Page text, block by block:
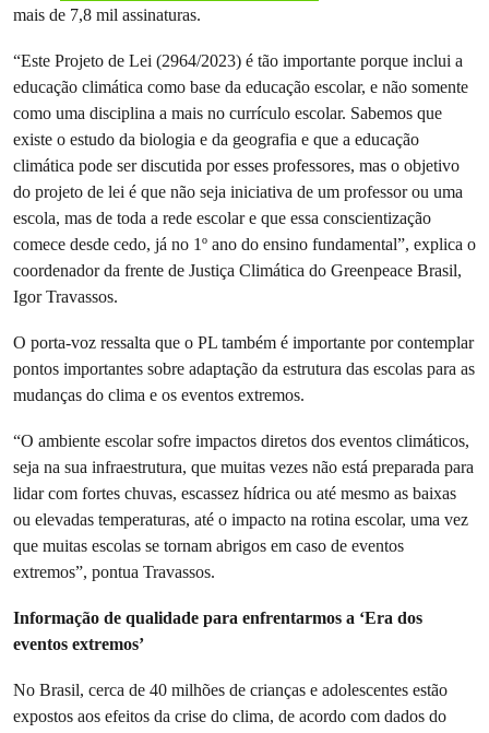
mais de 7,8 mil assinaturas.
“Este Projeto de Lei (2964/2023) é tão importante porque inclui a
educação climática como base da educação escolar, e não somente
como uma disciplina a mais no currículo escolar. Sabemos que
existe o estudo da biologia e da geografia e que a educação
climática pode ser discutida por esses professores, mas o objetivo
do projeto de lei é que não seja iniciativa de um professor ou uma
escola, mas de toda a rede escolar e que essa conscientização
comece desde cedo, já no 1º ano do ensino fundamental”, explica o
coordenador da frente de Justiça Climática do Greenpeace Brasil,
Igor Travassos.
O porta-voz ressalta que o PL também é importante por contemplar
pontos importantes sobre adaptação da estrutura das escolas para as
mudanças do clima e os eventos extremos.
“O ambiente escolar sofre impactos diretos dos eventos climáticos,
seja na sua infraestrutura, que muitas vezes não está preparada para
lidar com fortes chuvas, escassez hídrica ou até mesmo as baixas
ou elevadas temperaturas, até o impacto na rotina escolar, uma vez
que muitas escolas se tornam abrigos em caso de eventos
extremos”, pontua Travassos.
Informação de qualidade para enfrentarmos a ‘Era dos
eventos extremos’
No Brasil, cerca de 40 milhões de crianças e adolescentes estão
expostos aos efeitos da crise do clima, de acordo com dados do